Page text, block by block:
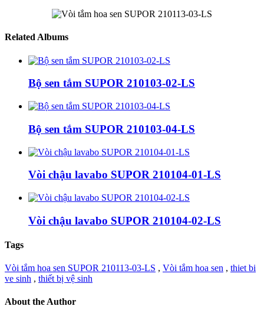
Related Albums
Bộ sen tắm SUPOR 210103-02-LS
Bộ sen tắm SUPOR 210103-04-LS
Vòi chậu lavabo SUPOR 210104-01-LS
Vòi chậu lavabo SUPOR 210104-02-LS
Tags
Vòi tắm hoa sen SUPOR 210113-03-LS , Vòi tắm hoa sen , thiet bi
ve sinh , thiết bị vệ sinh
About the Author